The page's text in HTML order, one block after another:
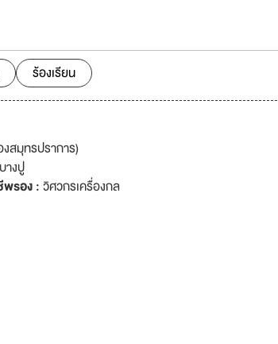
ร้องเรียน
สมุทรปราการ)
างปู
พรอง :วิศวกรเครื่องกล